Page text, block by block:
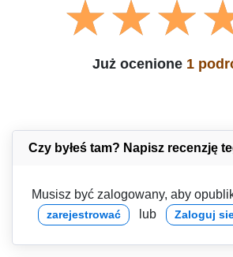
Już ocenione 1
Czy byłeś tam? Napisz recenzję
Musisz być zalogowany, aby
zarejestrować lub Zaloguj